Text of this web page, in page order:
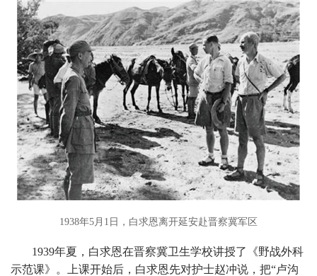
1938年5月1日，白求恩离开延安赴晋察冀军区
1939年夏，白求恩在晋察冀卫生学校讲授了《野战外科
示范课》。上课开始后，白求恩先对护士赵冲说，把“卢沟